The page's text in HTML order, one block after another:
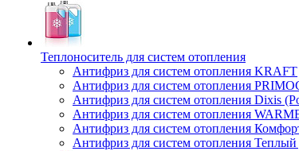
Теплоноситель для систем отопления
Антифриз для систем отопления KRAFT
Антифриз для систем отопления
Антифриз для систем отопления Dixis
Антифриз для систем отопления
Антифриз для систем отопления
Антифриз для систем отопления